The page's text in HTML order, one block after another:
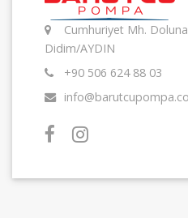
Cumhuriyet Mh.
Didim/AYDIN
+90 506 624 88 03